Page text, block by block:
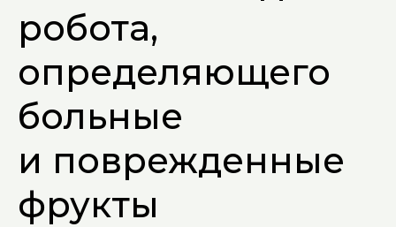
робота,
определяющего
больные
и поврежденные
фрукты